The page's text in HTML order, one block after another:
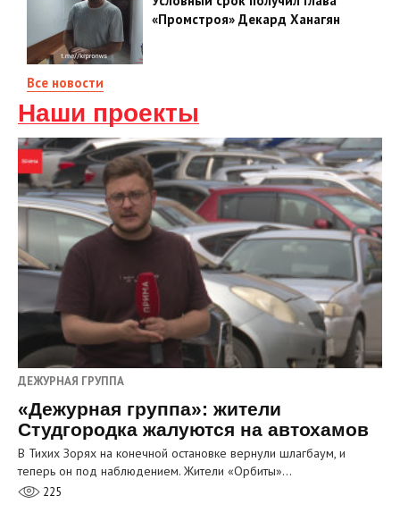
«Промстроя» Декард Ханагян
Все новости
Наши проекты
ДЕЖУРНАЯ ГРУППА
«Дежурная группа»: жители
Студгородка жалуются на автохамов
В Тихих Зорях на конечной остановке вернули шлагбаум, и
теперь он под наблюдением. Жители «Орбиты»…
225